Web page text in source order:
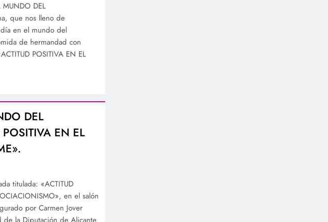
MUNDO DEL
que nos lleno de
en el mundo del
de hermandad con
POSITIVA EN EL
DEL
EN EL
titulada: «ACTITUD
en el salón
por Carmen Jover